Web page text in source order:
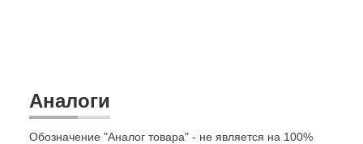
Аналоги
Обозначение "Аналог товара" - не является на 100%